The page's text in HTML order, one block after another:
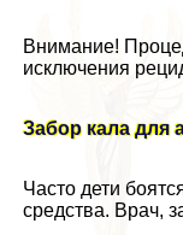
Внимание!
исключения
Забор кала для
Часто дети
средства. Врач,